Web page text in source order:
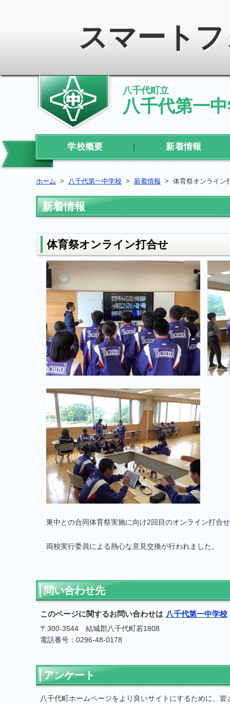
スマート
八千代町立
八千代第一
学校概要 新着情報
ホーム > 八千代第一中学校 > 新着情報 > 体育祭オンライン
新着情報
体育祭オンライン打合せ
東中との合同体育祭実施に向け2回目のオンライン打合
両校実行委員による熱心な意見交換が行われました。
問い合わせ先
このページに関するお問い合わせは 八千代第一中学校
〒300-3544 結城郡八千代町若1808
電話番号：0296-48-0178
アンケート
八千代町ホームページをより良いサイトにするために、